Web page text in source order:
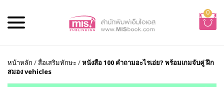
0
หน้าหลัก /สื่อเสริมทักษะ /หนังสือ 100 คำถามอะไรเอ่ย? พร้อมเกมจับคู่ ฝึก
สมอง vehicles